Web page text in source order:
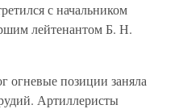
с начальником
лейтенантом Б. Н.
огневые позиции заняла
Артиллеристы